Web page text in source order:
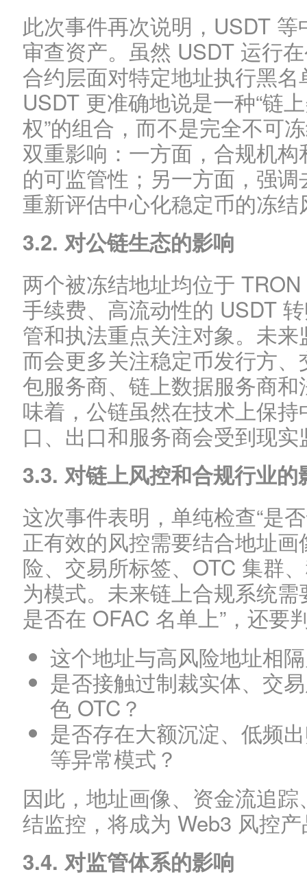
此次事件再次说明，USDT
审查资产。虽然 USDT 运行
合约层面对特定地址执行黑
USDT 更准确地说是一种“链
权”的组合，而不是完全不可
双重影响：一方面，合规机
的可监管性；另一方面，强
重新评估中心化稳定币的冻结
3.2. 对公链生态的影响
两个被冻结地址均位于
手续费、高流动性的 USDT
管和执法重点关注对象。未
而会更多关注稳定币发行方
包服务商、链上数据服务商
味着，公链虽然在技术上保
口、出口和服务商会受到现
3.3. 对链上风控和合规行业的
这次事件表明，单纯检查“是
正有效的风控需要结合地址
险、交易所标签、OTC 集群
为模式。未来链上合规系统
是否在 OFAC 名单上”，还要
这个地址与高风险地址相
是否接触过制裁实体、交
色 OTC？
是否存在大额沉淀、低频
等异常模式？
因此，地址画像、资金流追
结监控，将成为 Web3 风控
3.4. 对监管体系的影响